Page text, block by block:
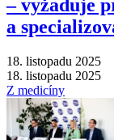
–⁠ vyžaduje
a
18. listopadu 2025
18. listopadu 2025
Z medicíny